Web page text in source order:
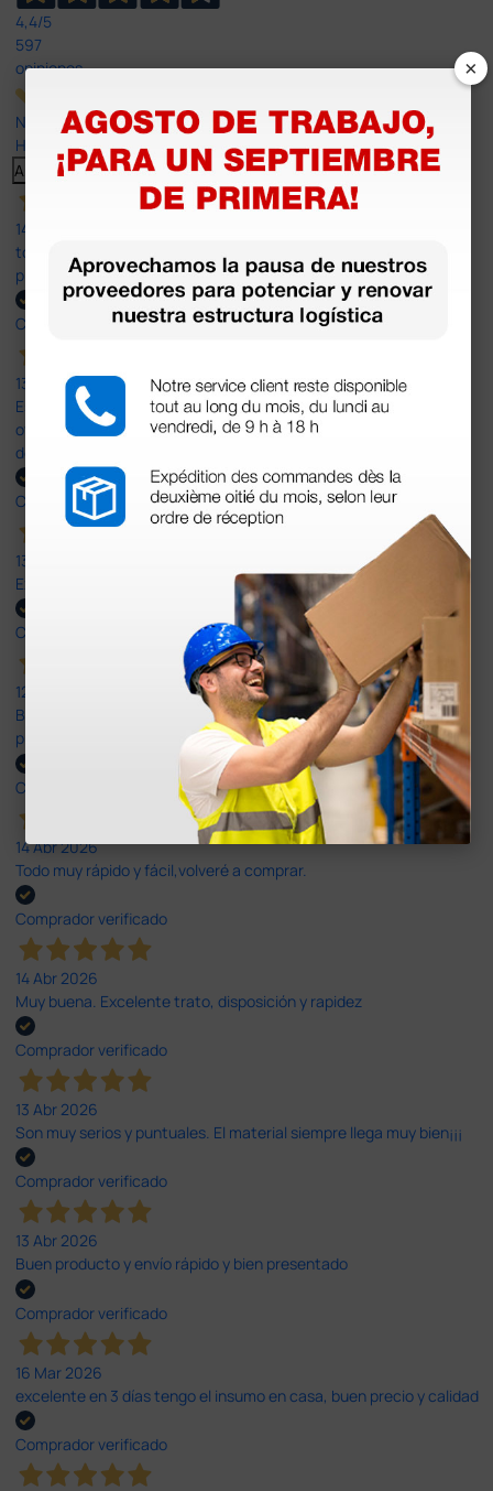
4,4/5
597
opiniones
Nuestras reseñas de 4 y 5 estrellas.
Haga clic aquí para leerlos todos >
Anterior Siguiente
14 Jul 2026
todo correcto. podria señalar que un poco caro los portes y el
plazo de entrega se alarga.
Comprador verificado
13 Jul 2026
Es fácil hacer el pedido. El producto, bastante mas barato que en
otras plataformas de material médico. Pero el envío cuesta más
del doble que en cualquier otra empresa dentro de España.
Comprador verificado
13 Jul 2026
Excelente
Comprador verificado
12 Jun 2026
Bien, rápida y sin problemas. No me gusta que se oferten
productos sin incluir el IVA que luego nos van a cobrar.
Comprador verificado
14 Abr 2026
Todo muy rápido y fácil,volveré a comprar.
Comprador verificado
14 Abr 2026
Muy buena. Excelente trato, disposición y rapidez
Comprador verificado
13 Abr 2026
Son muy serios y puntuales. El material siempre llega muy bien¡¡¡
Comprador verificado
13 Abr 2026
Buen producto y envío rápido y bien presentado
Comprador verificado
16 Mar 2026
excelente en 3 días tengo el insumo en casa, buen precio y calidad
Comprador verificado
×